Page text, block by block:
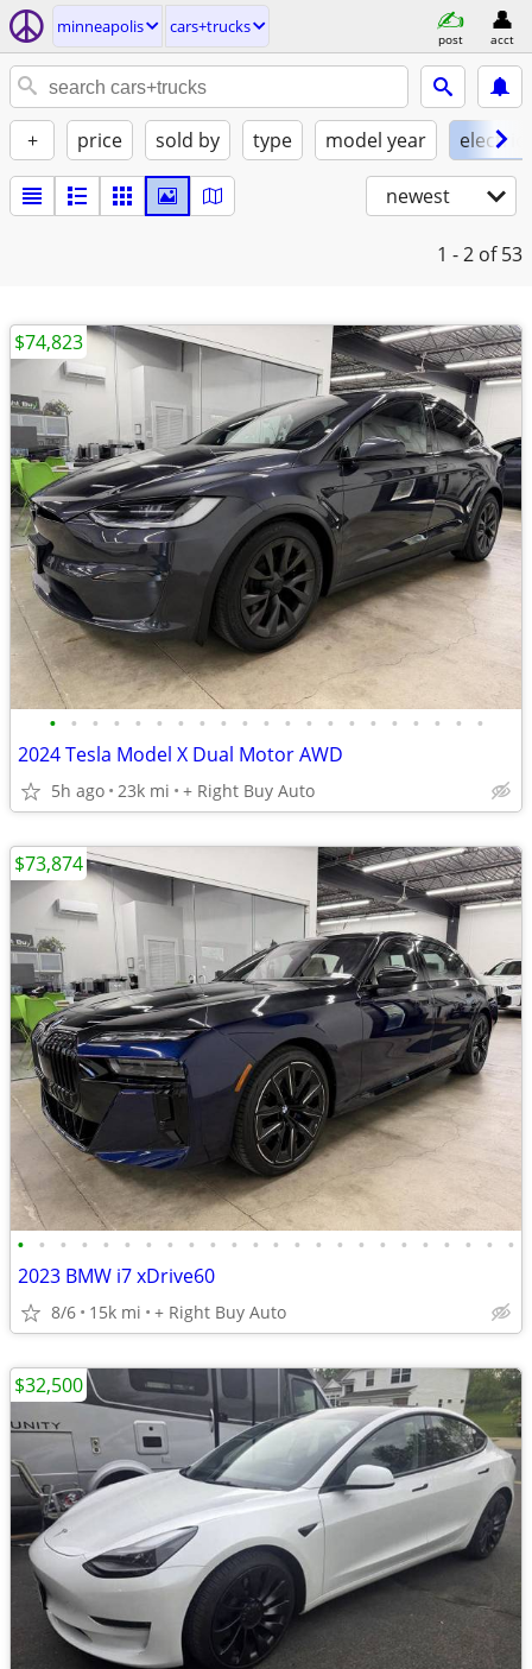
minneapolis cars+trucks
post acct
+ price sold by type model year electric
newest
1 - 2 of 53
• • • • • • • • • • • • • • • • • • • • •
2024 Tesla Model X Dual Motor AWD
5h ago 23k mi + Right Buy Auto
$74,823
• • • • • • • • • • • • • • • • • • • • • • • •
2023 BMW i7 xDrive60
8/6 15k mi + Right Buy Auto
$73,874
$32,500